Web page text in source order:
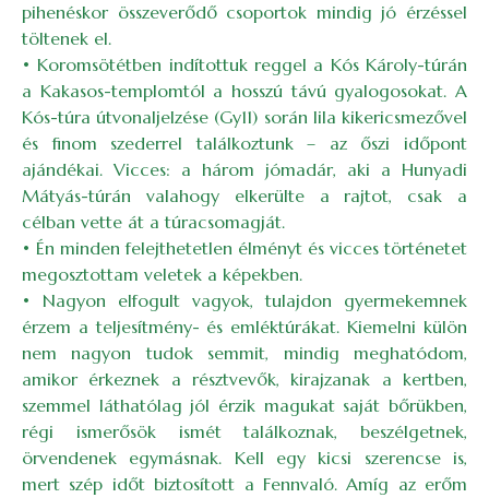
pihenéskor összeverődő csoportok mindig jó érzéssel
töltenek el.
• Koromsötétben indítottuk reggel a Kós Károly-túrán
a Kakasos-templomtól a hosszú távú gyalogosokat. A
Kós-túra útvonaljelzése (Gy11) során lila kikericsmezővel
és finom szederrel találkoztunk – az őszi időpont
ajándékai. Vicces: a három jómadár, aki a Hunyadi
Mátyás-túrán valahogy elkerülte a rajtot, csak a
célban vette át a túracsomagját.
• Én minden felejthetetlen élményt és vicces történetet
megosztottam veletek a képekben.
• Nagyon elfogult vagyok, tulajdon gyermekemnek
érzem a teljesítmény- és emléktúrákat. Kiemelni külön
nem nagyon tudok semmit, mindig meghatódom,
amikor érkeznek a résztvevők, kirajzanak a kertben,
szemmel láthatólag jól érzik magukat saját bőrükben,
régi ismerősök ismét találkoznak, beszélgetnek,
örvendenek egymásnak. Kell egy kicsi szerencse is,
mert szép időt biztosított a Fennvaló. Amíg az erőm